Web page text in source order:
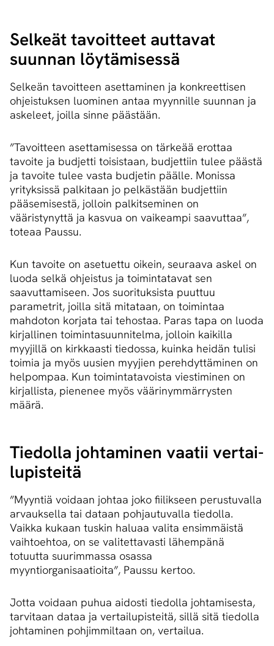
Selkeät tavoitteet auttavat
suunnan löytämisessä
Selkeän tavoitteen asettaminen ja konkreettisen
ohjeistuksen luominen antaa myynnille suunnan ja
askeleet, joilla sinne päästään.
”Tavoitteen asettamisessa on tärkeää erottaa
tavoite ja budjetti toisistaan, budjettiin tulee päästä
ja tavoite tulee vasta budjetin päälle. Monissa
yrityksissä palkitaan jo pelkästään budjettiin
pääsemisestä, jolloin palkitseminen on
vääristynyttä ja kasvua on vaikeampi saavuttaa”,
toteaa Paussu.
Kun tavoite on asetuettu oikein, seuraava askel on
luoda selkä ohjeistus ja toimintatavat sen
saavuttamiseen. Jos suorituksista puuttuu
parametrit, joilla sitä mitataan, on toimintaa
mahdoton korjata tai tehostaa. Paras tapa on luoda
kirjallinen toimintasuunnitelma, jolloin kaikilla
myyjillä on kirkkaasti tiedossa, kuinka heidän tulisi
toimia ja myös uusien myyjien perehdyttäminen on
helpompaa. Kun toimintatavoista viestiminen on
kirjallista, pienenee myös väärinymmärrysten
määrä.
Tiedolla johtaminen vaatii ver­tai­
lu­pis­tei­tä
”Myyntiä voidaan johtaa joko fiilikseen perustuvalla
arvauksella tai dataan pohjautuvalla tiedolla.
Vaikka kukaan tuskin haluaa valita ensimmäistä
vaihtoehtoa, on se valitettavasti lähempänä
totuutta suurimmassa osassa
myyntiorganisaatioita”, Paussu kertoo.
Jotta voidaan puhua aidosti tiedolla johtamisesta,
tarvitaan dataa ja vertailupisteitä, sillä sitä tiedolla
johtaminen pohjimmiltaan on, vertailua.